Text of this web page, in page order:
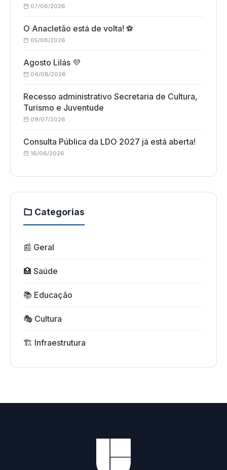
07/08/2026
O Anacletão está de volta! ⚽
05/08/2026
Agosto Lilás 💜
04/08/2026
Recesso administrativo Secretaria de Cultura,
Turismo e Juventude
09/07/2026
Consulta Pública da LDO 2027 já está aberta!
16/06/2026
Categorias
📰 Geral
🏥 Saúde
📚 Educação
🎭 Cultura
🏗️ Infraestrutura